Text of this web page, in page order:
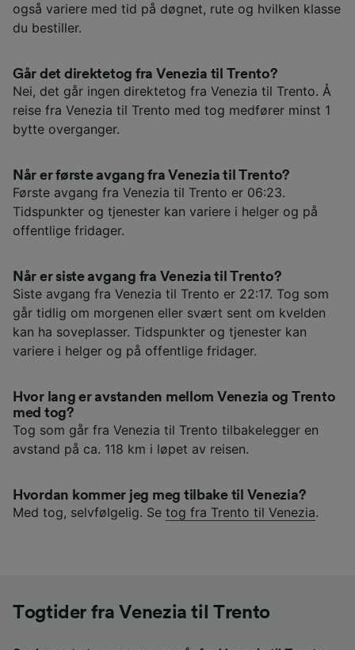
også variere med tid på døgnet, rute og hvilken klasse
du bestiller.
Går det direktetog fra Venezia til Trento?
Nei, det går ingen direktetog fra Venezia til Trento. Å
reise fra Venezia til Trento med tog medfører minst 1
bytte overganger.
Når er første avgang fra Venezia til Trento?
Første avgang fra Venezia til Trento er 06:23.
Tidspunkter og tjenester kan variere i helger og på
offentlige fridager.
Når er siste avgang fra Venezia til Trento?
Siste avgang fra Venezia til Trento er 22:17. Tog som
går tidlig om morgenen eller svært sent om kvelden
kan ha soveplasser. Tidspunkter og tjenester kan
variere i helger og på offentlige fridager.
Hvor lang er avstanden mellom Venezia og Trento
med tog?
Tog som går fra Venezia til Trento tilbakelegger en
avstand på ca. 118 km i løpet av reisen.
Hvordan kommer jeg meg tilbake til Venezia?
Med tog, selvfølgelig. Se tog fra Trento til Venezia.
Togtider fra Venezia til Trento